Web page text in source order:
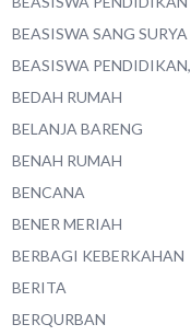
BEASISWA SANG SURYA
BEASISWA PENDIDIKAN,
BEDAH RUMAH
BELANJA BARENG
BENAH RUMAH
BENCANA
BENER MERIAH
BERBAGI KEBERKAHAN
BERITA
BERQURBAN